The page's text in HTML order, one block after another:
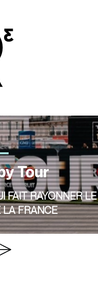
Tour
FAIT RAYONNER LE
LA FRANCE